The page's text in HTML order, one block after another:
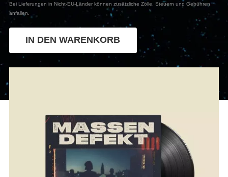
Bei Lieferungen in Nicht-EU-Länder können zusätzliche Zölle, Steuern und Gebühren
anfallen.
IN DEN WARENKORB